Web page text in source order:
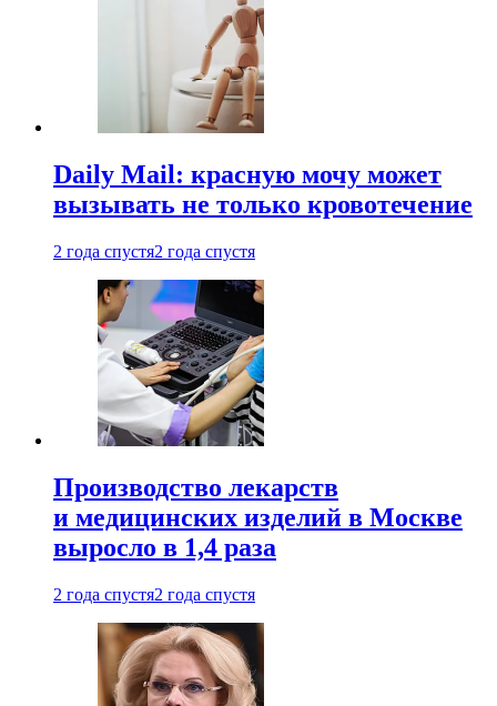
Daily Mail: красную мочу может
вызывать не только кровотечение
2 года спустя2 года спустя
Производство лекарств
и медицинских изделий в Москве
выросло в 1,4 раза
2 года спустя2 года спустя